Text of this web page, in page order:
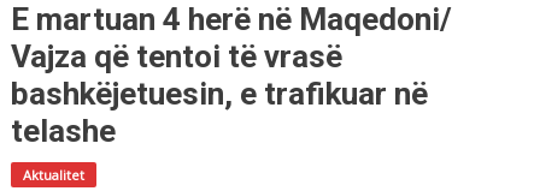
E martuan 4 herë në Maqedoni/
Vajza që tentoi të vrasë
bashkëjetuesin, e trafikuar në
telashe
Aktualitet